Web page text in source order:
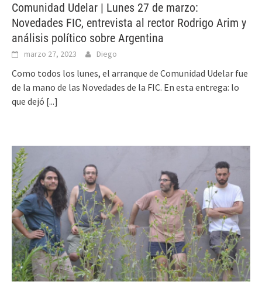
Comunidad Udelar | Lunes 27 de marzo:
Novedades FIC, entrevista al rector Rodrigo Arim y
análisis político sobre Argentina
marzo 27, 2023 Diego
Como todos los lunes, el arranque de Comunidad Udelar fue
de la mano de las Novedades de la FIC. En esta entrega: lo
que dejó [...]